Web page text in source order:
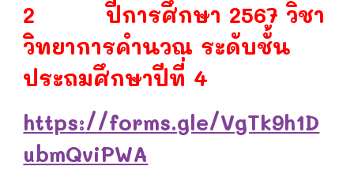
2 ปีการศึกษา 2567 วิชา
วิทยาการคำนวณ ระดับชั้น
ประถมศึกษาปีที่ 4
https://forms.gle/VgTk9h1D
ubmQviPWA